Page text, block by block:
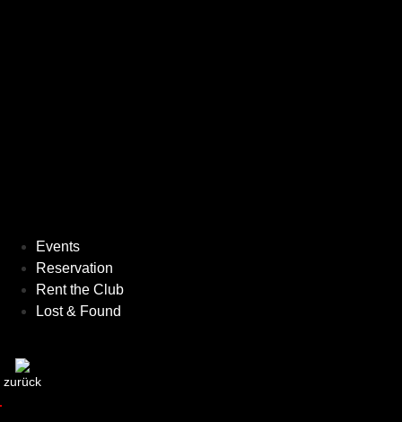
Events
Reservation
Rent the Club
Lost & Found
zurück